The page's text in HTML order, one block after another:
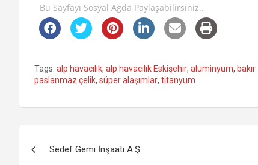
Bu Sayfayı Sosyal Ağda Paylaşabilirsiniz..
Tags: alp havacılık, alp havacılık Eskişehir, aluminyum, bakır
paslanmaz çelik, süper alaşımlar, titanyum
Sedef Gemi İnşaatı A.Ş.